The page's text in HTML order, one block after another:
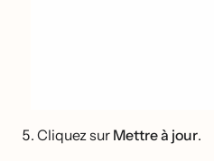
Cliquez sur Mettre à jour.